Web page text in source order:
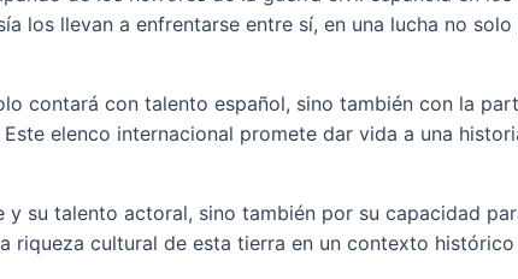
los llevan a enfrentarse entre sí, en una lucha no
contará con talento español, sino también con la
elenco internacional promete dar vida a una
su talento actoral, sino también por su capacidad
riqueza cultural de esta tierra en un contexto